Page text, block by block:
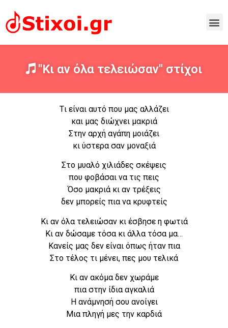
"Κι αν όλα τελειώσαν" στίχοι
Tι είναι αυτό που μας αλλάζει
και μας διώχνει μακριά
Στην αρχή αγάπη μοιάζει
κι ύστερα σαν μοναξιά
Στο μυαλό χιλιάδες σκέψεις
που φοβάσαι να τις πεις
Όσο μακριά κι αν τρέξεις
δεν μπορείς πια να κρυφτείς
Κι αν όλα τελειώσαν κι έσβησε η φωτιά
Κι αν δώσαμε τόσα κι άλλα τόσα μα…
Κανείς μας δεν είναι όπως ήταν πια
Στο τέλος τι μένει, πες μου τελικά
Κι αν ακόμα δεν χωράμε
πια στην ίδια αγκαλιά
Η ανάμνησή σου ανοίγει
Μια πληγή μες την καρδιά